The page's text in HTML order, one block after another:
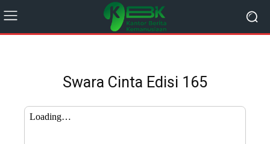
Swara Cinta Edisi 165